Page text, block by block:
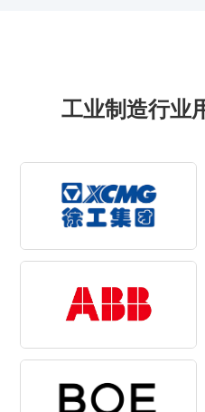
工业制造行业